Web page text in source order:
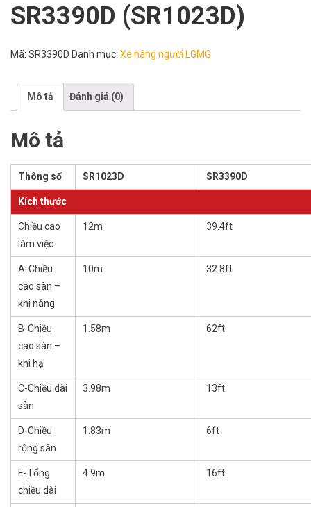
SR3390D (SR1023D)
Mã: SR3390D Danh mục: Xe nâng người LGMG
Mô tả Đánh giá (0)
Mô tả
Thông số SR1023D SR3390D
Kích thước
Chiều cao
làm việc
12m 39.4ft
A-Chiều
cao sàn –
khi nâng
10m 32.8ft
B-Chiều
cao sàn –
khi hạ
1.58m 62ft
C-Chiều dài
sàn
3.98m 13ft
D-Chiều
rộng sàn
1.83m 6ft
E-Tổng
chiều dài
4.9m 16ft